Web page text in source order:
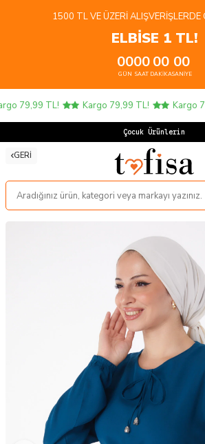
1500 TL VE ÜZERI ALIŞVERIŞLERDE
ELBİSE 1 TL!
00
GÜN
00
SAAT
00
DAKIKA
00
SANIYE
79,99 TL! Kargo 79,99 TL! Kargo
Çocuk Ürünlerinde
GERI